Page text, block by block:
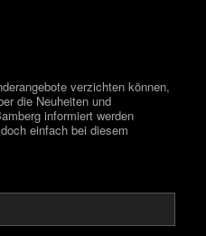
verzichten können,
die Neuheiten und
informiert werden
einfach bei diesem